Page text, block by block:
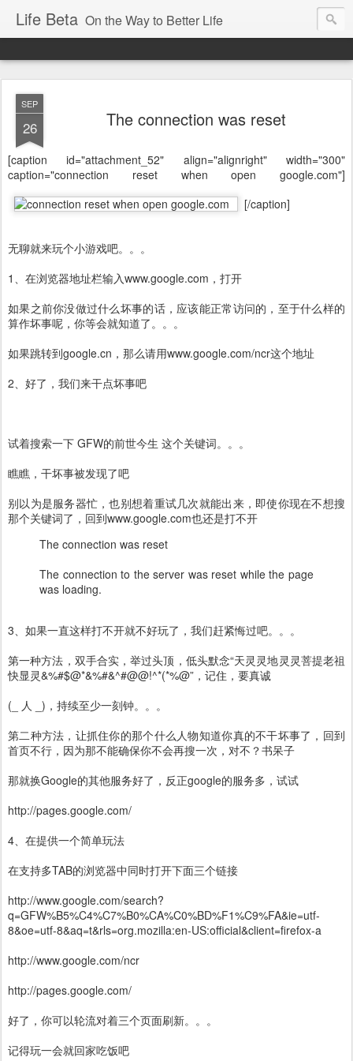
Life Beta On the Way to Better Life
SEP
26 The connection was reset
[caption id="attachment_52" align="alignright" width="300"
caption="connection reset when open google.com"]
[/caption]
无聊就来玩个小游戏吧。。。
1、在浏览器地址栏输入www.google.com，打开
如果之前你没做过什么坏事的话，应该能正常访问的，至于什么样的
算作坏事呢，你等会就知道了。。。
如果跳转到google.cn，那么请用www.google.com/ncr这个地址
2、好了，我们来干点坏事吧
试着搜索一下 GFW的前世今生 这个关键词。。。
瞧瞧，干坏事被发现了吧
别以为是服务器忙，也别想着重试几次就能出来，即使你现在不想搜
那个关键词了，回到www.google.com也还是打不开
The connection was reset
The connection to the server was reset while the page
was loading.
3、如果一直这样打不开就不好玩了，我们赶紧悔过吧。。。
第一种方法，双手合实，举过头顶，低头默念“天灵灵地灵灵菩提老祖
快显灵&%#$@*&%#&^#@@!^*(*%@”，记住，要真诚
(_ 人 _)，持续至少一刻钟。。。
第二种方法，让抓住你的那个什么人物知道你真的不干坏事了，回到
首页不行，因为那不能确保你不会再搜一次，对不？书呆子
那就换Google的其他服务好了，反正google的服务多，试试
http://pages.google.com/
4、在提供一个简单玩法
在支持多TAB的浏览器中同时打开下面三个链接
http://www.google.com/search?
q=GFW%B5%C4%C7%B0%CA%C0%BD%F1%C9%FA&ie=utf-
8&oe=utf-8&aq=t&rls=org.mozilla:en-US:official&client=firefox-a
http://www.google.com/ncr
http://pages.google.com/
好了，你可以轮流对着三个页面刷新。。。
记得玩一会就回家吃饭吧